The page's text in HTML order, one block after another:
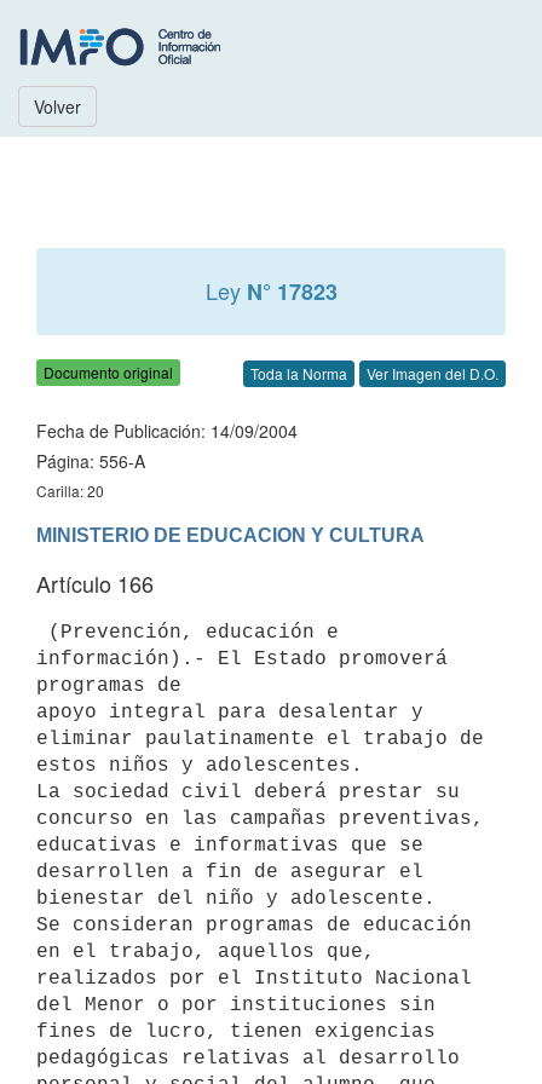
Volver
Ley N° 17823
Documento original Toda la Norma Ver Imagen del D.O.
Fecha de Publicación: 14/09/2004
Página: 556-A
Carilla: 20
MINISTERIO DE EDUCACION Y CULTURA
Artículo 166
información).- El Estado promoverá
programas de
apoyo integral para desalentar y
eliminar paulatinamente el trabajo de
estos niños y adolescentes.
La sociedad civil deberá prestar su
concurso en las campañas preventivas,
educativas e informativas que se
desarrollen a fin de asegurar el
bienestar del niño y adolescente.
Se consideran programas de educación
en el trabajo, aquellos que,
realizados por el Instituto Nacional
del Menor o por instituciones sin
fines de lucro, tienen exigencias
pedagógicas relativas al desarrollo